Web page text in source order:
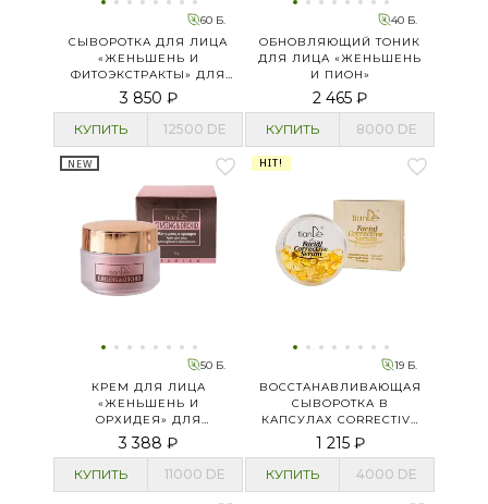
60 Б.
СЫВОРОТКА ДЛЯ ЛИЦА
«ЖЕНЬШЕНЬ И
ФИТОЭКСТРАКТЫ» ДЛЯ
ГЛУБОКОГО
ОБНОВЛЕНИЯ
3 850 ₽
КУПИТЬ 12500 DE
40 Б.
ОБНОВЛЯЮЩИЙ ТОНИК
ДЛЯ ЛИЦА «ЖЕНЬШЕНЬ
И ПИОН»
2 465 ₽
КУПИТЬ 8000 DE
NEW
50 Б.
КРЕМ ДЛЯ ЛИЦА
«ЖЕНЬШЕНЬ И
ОРХИДЕЯ» ДЛЯ
ГЛУБОКОГО
ОБНОВЛЕНИЯ
3 388 ₽
КУПИТЬ 11000 DE
HIT!
19 Б.
ВОССТАНАВЛИВАЮЩАЯ
СЫВОРОТКА В
КАПСУЛАХ CORRECTIVE
SERUM
1 215 ₽
КУПИТЬ 4000 DE